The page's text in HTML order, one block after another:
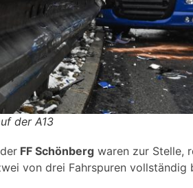
der A13
FF Schönberg waren zur Stelle,
von drei Fahrspuren vollständig